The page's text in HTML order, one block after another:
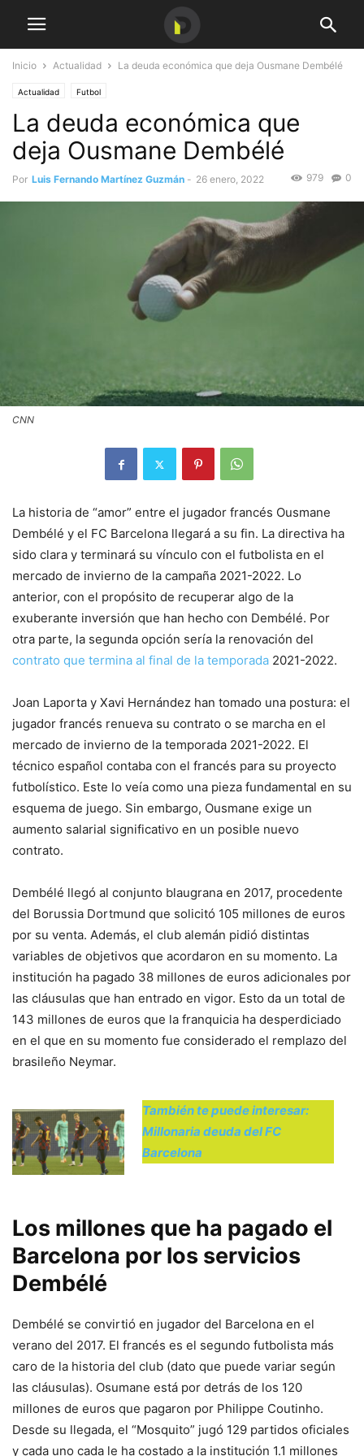
Inicio Actualidad La deuda económica que deja Ousmane Dembélé
Actualidad Futbol
La deuda económica que
deja Ousmane Dembélé
Por Luis Fernando Martínez Guzmán - 26 enero, 2022 0
979
CNN
La historia de “amor” entre el jugador francés Ousmane
Dembélé y el FC Barcelona llegará a su fin. La directiva ha
sido clara y terminará su vínculo con el futbolista en el
mercado de invierno de la campaña 2021-2022. Lo
anterior, con el propósito de recuperar algo de la
exuberante inversión que han hecho con Dembélé. Por
otra parte, la segunda opción sería la renovación del
contrato que termina al final de la temporada 2021-2022.
Joan Laporta y Xavi Hernández han tomado una postura: el
jugador francés renueva su contrato o se marcha en el
mercado de invierno de la temporada 2021-2022. El
técnico español contaba con el francés para su proyecto
futbolístico. Este lo veía como una pieza fundamental en su
esquema de juego. Sin embargo, Ousmane exige un
aumento salarial significativo en un posible nuevo
contrato.
Dembélé llegó al conjunto blaugrana en 2017, procedente
del Borussia Dortmund que solicitó 105 millones de euros
por su venta. Además, el club alemán pidió distintas
variables de objetivos que acordaron en su momento. La
institución ha pagado 38 millones de euros adicionales por
las cláusulas que han entrado en vigor. Esto da un total de
143 millones de euros que la franquicia ha desperdiciado
en el que en su momento fue considerado el remplazo del
brasileño Neymar.
También te puede interesar:
Millonaria deuda del FC
Barcelona
Los millones que ha pagado el
Barcelona por los servicios
Dembélé
Dembélé se convirtió en jugador del Barcelona en el
verano del 2017. El francés es el segundo futbolista más
caro de la historia del club (dato que puede variar según
las cláusulas). Osumane está por detrás de los 120
millones de euros que pagaron por Philippe Coutinho.
Desde su llegada, el “Mosquito” jugó 129 partidos oficiales
y cada uno cada le ha costado a la institución 1.1 millones